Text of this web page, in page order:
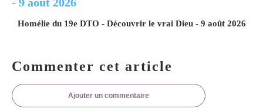
Homélie du 19e DTO - Découvrir le vrai Dieu - 9 août 2026
Commenter cet article
Ajouter un commentaire